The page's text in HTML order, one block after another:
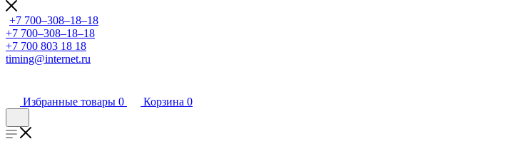
+7 700‒308‒18‒18
+7 700‒308‒18‒18
+7 700 803 18 18
timing@internet.ru
Избранные товары 0 Корзина 0